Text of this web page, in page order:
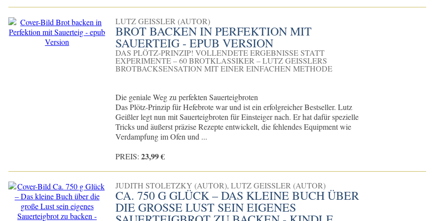
LUTZ GEISSLER (AUTOR)
BROT BACKEN IN PERFEKTION MIT
SAUERTEIG - EPUB VERSION
DAS PLÖTZ-PRINZIP! VOLLENDETE ERGEBNISSE STATT
EXPERIMENTE – 60 BROTKLASSIKER – LUTZ GEISSLERS
BROTBACKSENSATION MIT EINER EINFACHEN METHODE
Die geniale Weg zu perfekten Sauerteigbroten
Das Plötz-Prinzip für Hefebrote war und ist ein erfolgreicher Bestseller. Lutz
Geißler legt nun mit Sauerteigbroten für Einsteiger nach. Er hat dafür spezielle
Tricks und äußerst präzise Rezepte entwickelt, die fehlendes Equipment wie
Verdampfung im Ofen und ...
PREIS:23,99 €
JUDITH STOLETZKY (AUTOR), LUTZ GEISSLER (AUTOR)
CA. 750 G GLÜCK – DAS KLEINE BUCH ÜBER
DIE GROSSE LUST SEIN EIGENES S